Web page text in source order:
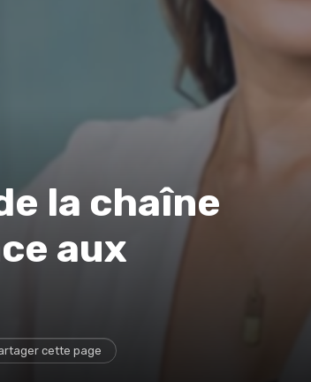
la chaîne
aux
cette page